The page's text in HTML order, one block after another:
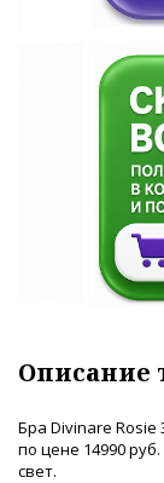
Описание
Бра Divinare Rosie
по цене 14990
свет.